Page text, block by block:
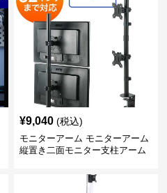
¥9,040 (税込)
モニターアーム モニターアーム
縦置き二面モニター支柱アーム